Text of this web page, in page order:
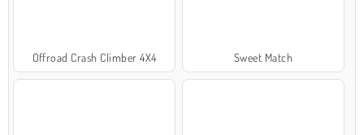
Offroad Crash Climber 4X4 Sweet Match